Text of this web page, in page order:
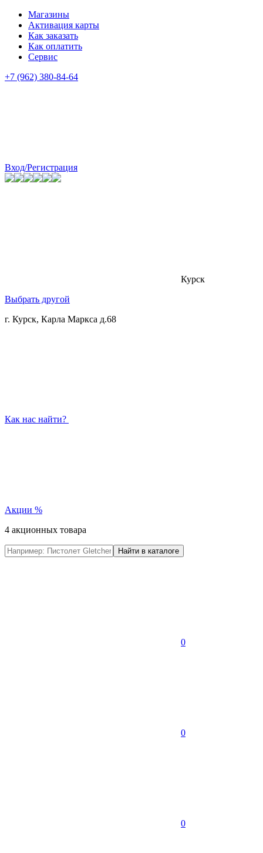
Магазины
Активация карты
Как заказать
Как оплатить
Сервис
+7 (962) 380-84-64
Вход/Регистрация
Курск
Выбрать другой
г. Курск, Карла Маркса д.68
Как нас найти?
Акции %
4 акционных товара
0
0
0